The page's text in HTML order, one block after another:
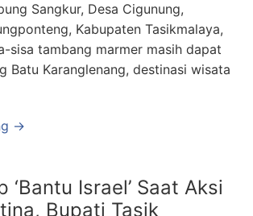
Sangkur, Desa Cigunung,
Kabupaten Tasikmalaya,
sisa tambang marmer masih dapat
Batu Karanglenang, destinasi wisata
→
‘Bantu Israel’ Saat Aksi
Bupati Tasik